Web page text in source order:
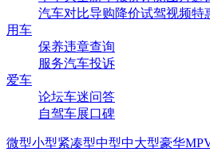
汽车对比导购降价试驾视频特
用车
保养违章查询
服务汽车投诉
爱车
论坛车迷问答
自驾车展口碑
微型小型紧凑型中型中大型豪华